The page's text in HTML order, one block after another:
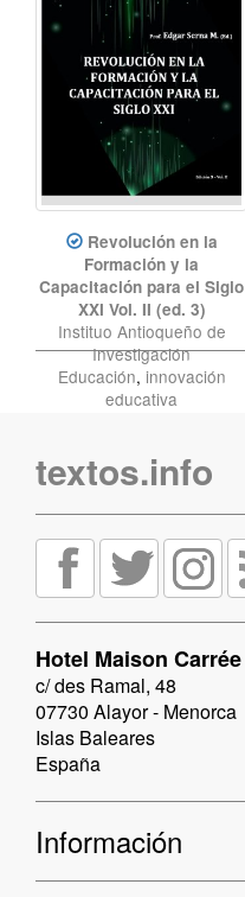
Revolución en la
Formación y la
Capacitación para el Siglo
XXI Vol. II (ed. 3)
Instituo Antioqueño de
Investigación
Educación, innovación
educativa
textos.info
Hotel Maison Carrée
c/ des Ramal, 48
07730 Alayor - Menorca
Islas Baleares
España
Información